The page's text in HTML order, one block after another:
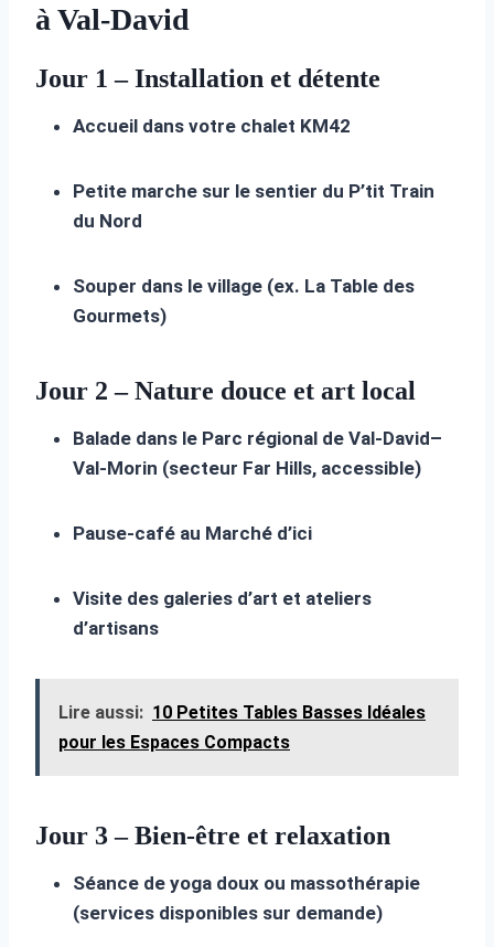
à Val-David
Jour 1 – Installation et détente
Accueil dans votre chalet KM42
Petite marche sur le sentier du P’tit Train
du Nord
Souper dans le village (ex. La Table des
Gourmets)
Jour 2 – Nature douce et art local
Balade dans le Parc régional de Val-David–
Val-Morin (secteur Far Hills, accessible)
Pause-café au Marché d’ici
Visite des galeries d’art et ateliers
d’artisans
Lire aussi: 10 Petites Tables Basses Idéales
pour les Espaces Compacts
Jour 3 – Bien-être et relaxation
Séance de yoga doux ou massothérapie
(services disponibles sur demande)